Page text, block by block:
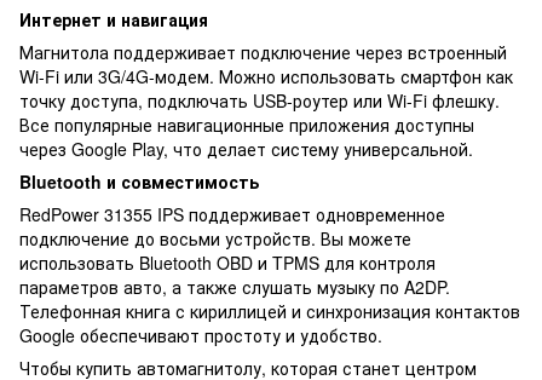
Интернет и навигация
Магнитола поддерживает подключение через встроенный
Wi-Fi или 3G/4G-модем. Можно использовать смартфон как
точку доступа, подключать USB-роутер или Wi-Fi флешку.
Все популярные навигационные приложения доступны
через Google Play, что делает систему универсальной.
Bluetooth и совместимость
RedPower 31355 IPS поддерживает одновременное
подключение до восьми устройств. Вы можете
использовать Bluetooth OBD и TPMS для контроля
параметров авто, а также слушать музыку по A2DP.
Телефонная книга с кириллицей и синхронизация контактов
Google обеспечивают простоту и удобство.
Чтобы купить автомагнитолу, которая станет центром